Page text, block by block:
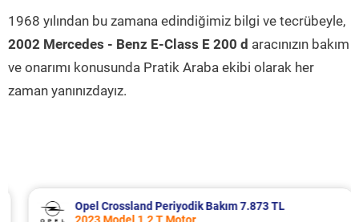
1968 yılından bu zamana edindiğimiz bilgi ve tecrübeyle,
2002 Mercedes - Benz E-Class E 200 d aracınızın bakım
ve onarımı konusunda Pratik Araba ekibi olarak her
zaman yanınızdayız.
Opel Crossland Periyodik Bakım 7.873 TL